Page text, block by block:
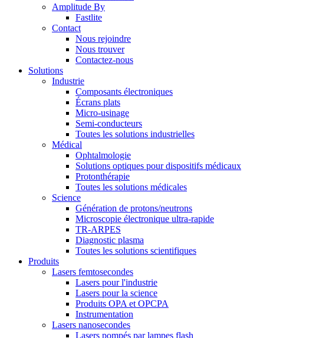
Amplitude By
Fastlite
Contact
Nous rejoindre
Nous trouver
Contactez-nous
Solutions
Industrie
Composants électroniques
Écrans plats
Micro-usinage
Semi-conducteurs
Toutes les solutions industrielles
Médical
Ophtalmologie
Solutions optiques pour dispositifs médicaux
Protonthérapie
Toutes les solutions médicales
Science
Génération de protons/neutrons
Microscopie électronique ultra-rapide
TR-ARPES
Diagnostic plasma
Toutes les solutions scientifiques
Produits
Lasers femtosecondes
Lasers pour l'industrie
Lasers pour la science
Produits OPA et OPCPA
Instrumentation
Lasers nanosecondes
Lasers pompés par lampes flash